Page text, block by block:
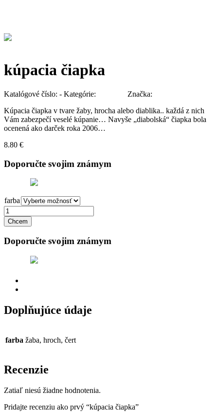
kúpacia čiapka
Katalógové číslo: - Kategórie: Značka:
Kúpacia čiapka v tvare žaby, hrocha alebo diablika.. každá z nich
Vám zabezpečí veselé kúpanie… Navyše „diabolská“ čiapka bola
ocenená ako darček roka 2006…
8.80 €
Doporučte svojim známym
farba
Chcem
Doporučte svojim známym
Doplňujúce údaje
farba žaba, hroch, čert
Recenzie
Zatiaľ niesú žiadne hodnotenia.
Pridajte recenziu ako prvý “kúpacia čiapka”